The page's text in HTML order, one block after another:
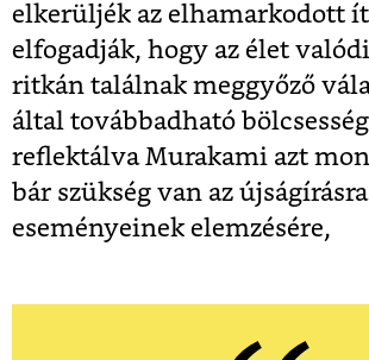
elkerüljék az elhamarkodott
elfogadják, hogy az élet
ritkán találnak meggyőző
által továbbadható
reflektálva Murakami azt
bár szükség van az
eseményeinek elemzésére,